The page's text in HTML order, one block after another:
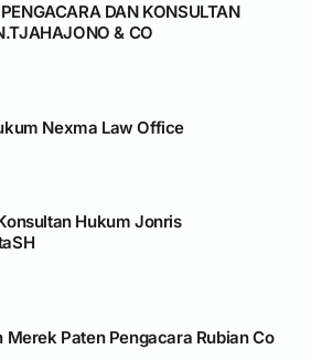
DAN KONSULTAN
& CO
Nexma Law Office
Hukum Jonris
Merek Paten Pengacara Rubian Co